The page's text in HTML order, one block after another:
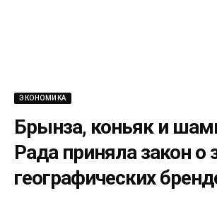
ЭКОНОМИКА
Брынза, коньяк и
Рада приняла закон о
географических